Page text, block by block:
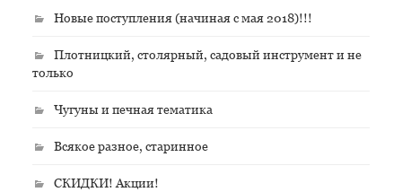
Новые поступления (начиная с мая 2018)!!!
Плотницкий, столярный, садовый инструмент и не
только
Чугуны и печная тематика
Всякое разное, старинное
СКИДКИ! Акции!